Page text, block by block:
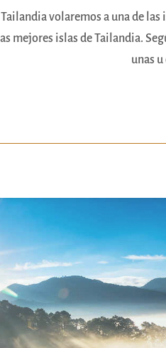
volaremos a una de
mejores islas de Tailandia.
unas